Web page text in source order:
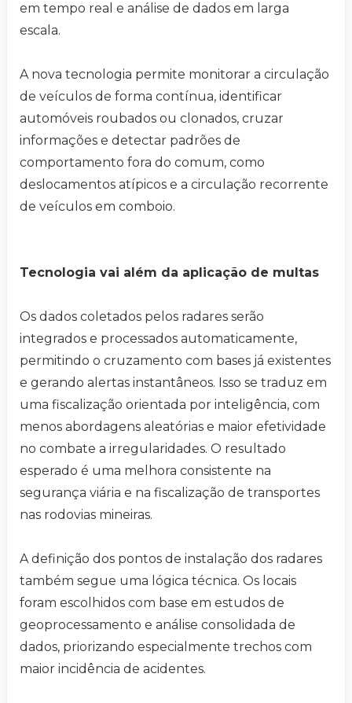
em tempo real e análise de dados em larga
escala.
A nova tecnologia permite monitorar a circulação
de veículos de forma contínua, identificar
automóveis roubados ou clonados, cruzar
informações e detectar padrões de
comportamento fora do comum, como
deslocamentos atípicos e a circulação recorrente
de veículos em comboio.
Tecnologia vai além da aplicação de multas
Os dados coletados pelos radares serão
integrados e processados automaticamente,
permitindo o cruzamento com bases já existentes
e gerando alertas instantâneos. Isso se traduz em
uma fiscalização orientada por inteligência, com
menos abordagens aleatórias e maior efetividade
no combate a irregularidades. O resultado
esperado é uma melhora consistente na
segurança viária e na fiscalização de transportes
nas rodovias mineiras.
A definição dos pontos de instalação dos radares
também segue uma lógica técnica. Os locais
foram escolhidos com base em estudos de
geoprocessamento e análise consolidada de
dados, priorizando especialmente trechos com
maior incidência de acidentes.